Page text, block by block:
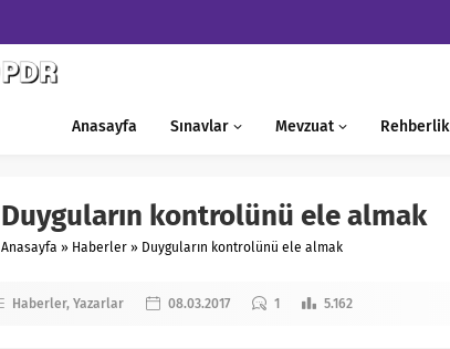
Anasayfa Sınavlar Mevzuat Rehberlik
Duyguların kontrolünü ele almak
Anasayfa » Haberler » Duyguların kontrolünü ele almak
Haberler Yazarlar 08.03.2017 1 5.162